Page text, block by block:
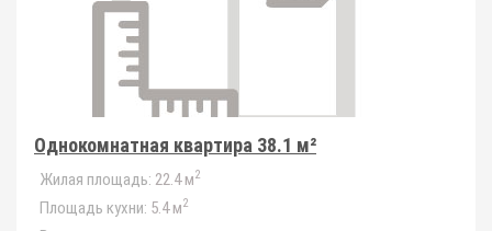
Однокомнатная квартира 38.1 м²
Жилая площадь: 22.4 м2
Площадь кухни: 5.4 м2